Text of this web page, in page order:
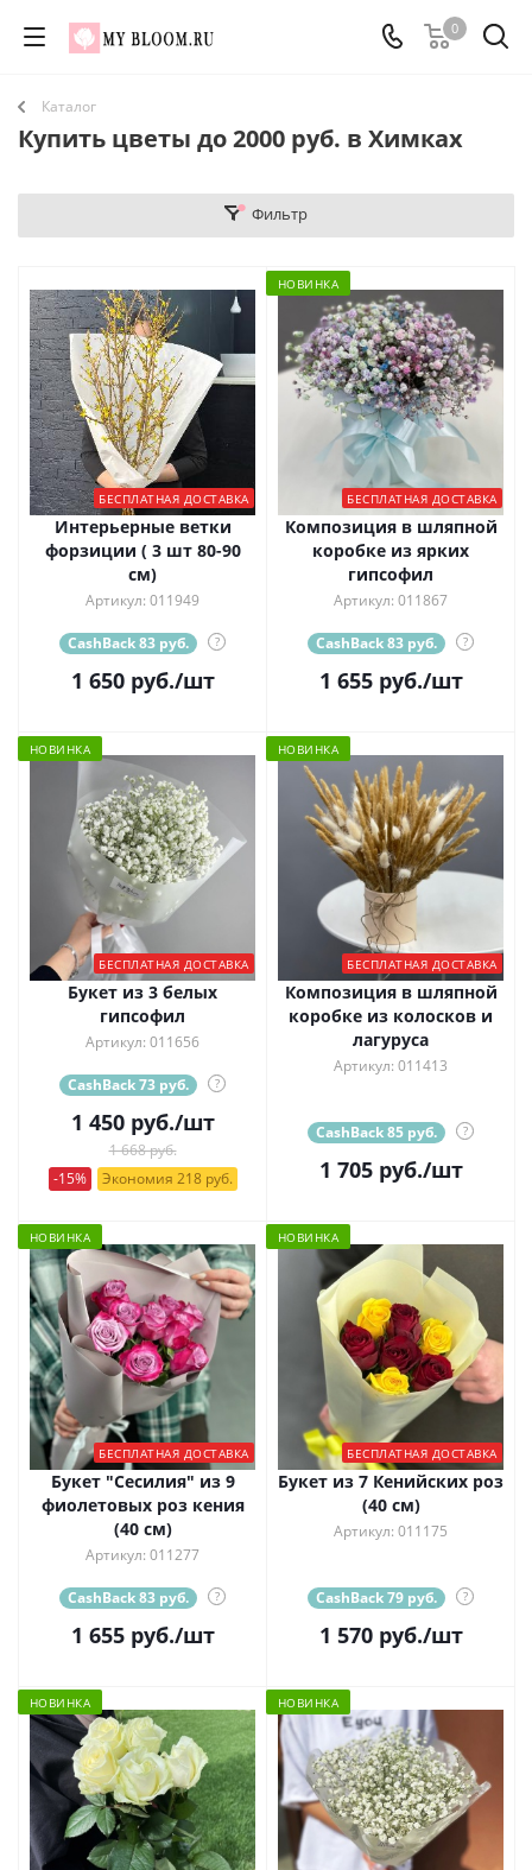
0
Каталог
Купить цветы до 2000 руб. в Химках
Фильтр
БЕСПЛАТНАЯ ДОСТАВКА
Интерьерные ветки
форзиции ( 3 шт 80-90
см)
Артикул: 011949
CashBack 83 руб. ?
1 650руб./шт
НОВИНКА
БЕСПЛАТНАЯ ДОСТАВКА
Композиция в шляпной
коробке из ярких
гипсофил
Артикул: 011867
CashBack 83 руб. ?
1 655руб./шт
НОВИНКА
БЕСПЛАТНАЯ ДОСТАВКА
Букет из 3 белых
гипсофил
Артикул: 011656
CashBack 73 руб. ?
1 450руб./шт
1 668 руб.
-15%
Экономия 218 руб.
НОВИНКА
БЕСПЛАТНАЯ ДОСТАВКА
Композиция в шляпной
коробке из колосков и
лагуруса
Артикул: 011413
CashBack 85 руб. ?
1 705руб./шт
НОВИНКА
БЕСПЛАТНАЯ ДОСТАВКА
Букет "Сесилия" из 9
фиолетовых роз кения
(40 см)
Артикул: 011277
CashBack 83 руб. ?
1 655руб./шт
НОВИНКА
БЕСПЛАТНАЯ ДОСТАВКА
Букет из 7 Кенийских роз
(40 см)
Артикул: 011175
CashBack 79 руб. ?
1 570руб./шт
НОВИНКА НОВИНКА